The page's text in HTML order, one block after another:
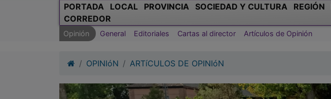
PORTADA LOCAL PROVINCIA SOCIEDAD Y CULTURA REGIÓN
CORREDOR
Opinión General Editoriales Cartas al director Artículos de Opinión
OPINIóN ARTíCULOS DE OPINIóN